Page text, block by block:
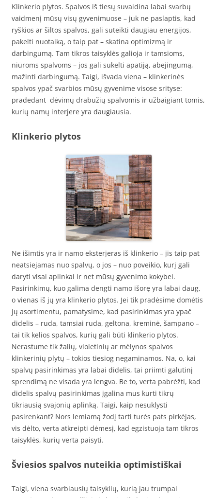
Klinkerio plytos. Spalvos iš tiesų suvaidina labai svarbų
vaidmenį mūsų visų gyvenimuose – juk ne paslaptis, kad
ryškios ar šiltos spalvos, gali suteikti daugiau energijos,
pakelti nuotaiką, o taip pat – skatina optimizmą ir
darbingumą. Tam tikros taisyklės galioja ir tamsioms,
niūroms spalvoms – jos gali sukelti apatiją, abejingumą,
mažinti darbingumą. Taigi, išvada viena – klinkerinės
spalvos ypač svarbios mūsų gyvenime visose srityse:
pradedant dėvimų drabužių spalvomis ir užbaigiant tomis,
kurių namų interjere yra daugiausia.
Klinkerio plytos
Ne išimtis yra ir namo eksterjeras iš klinkerio – jis taip pat
neatsiejamas nuo spalvų, o jos – nuo poveikio, kurį gali
daryti visai aplinkai ir net mūsų gyvenimo kokybei.
Pasirinkimų, kuo galima dengti namo išorę yra labai daug,
o vienas iš jų yra klinkerio plytos. Jei tik pradėsime domėtis
jų asortimentu, pamatysime, kad pasirinkimas yra ypač
didelis – ruda, tamsiai ruda, geltona, kreminė, šampano –
tai tik kelios spalvos, kurių gali būti klinkerio plytos.
Nerastume tik žalių, violetinių ar mėlynos spalvos
klinkerinių plytų – tokios tiesiog negaminamos. Na, o, kai
spalvų pasirinkimas yra labai didelis, tai priimti galutinį
sprendimą ne visada yra lengva. Be to, verta pabrėžti, kad
didelis spalvų pasirinkimas įgalina mus kurti tikrų
tikriausią svajonių aplinką. Taigi, kaip nesuklysti
pasirenkant? Nors lemiamą žodį tarti turės pats pirkėjas,
vis dėlto, verta atkreipti dėmesį, kad egzistuoja tam tikros
taisyklės, kurių verta paisyti.
Šviesios spalvos nuteikia optimistiškai
Taigi, viena svarbiausių taisyklių, kurią jau trumpai